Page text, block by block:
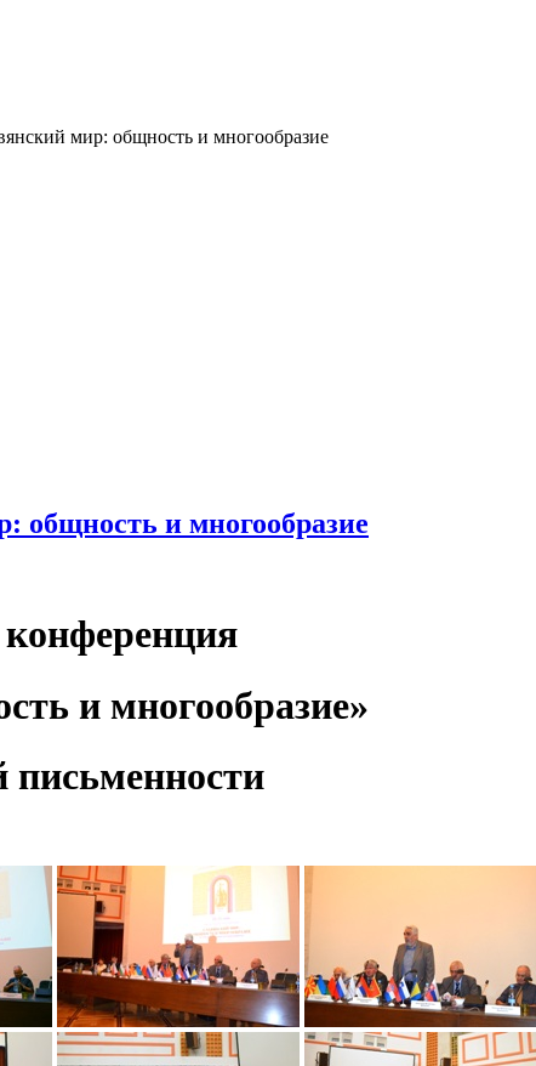
мир: общность и многообразие
общность и многообразие
и многообразие»
письменности